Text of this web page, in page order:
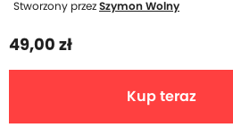
Stworzony przezSzymon Wolny
49,00 zł
Kup teraz